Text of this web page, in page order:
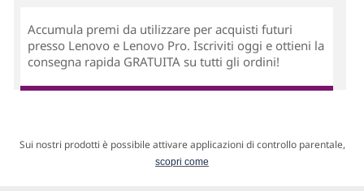
Accumula premi da utilizzare per acquisti futuri
presso Lenovo e Lenovo Pro. Iscriviti oggi e ottieni la
consegna rapida GRATUITA su tutti gli ordini!
Sui nostri prodotti è possibile attivare applicazioni di controllo parentale,
scopri come